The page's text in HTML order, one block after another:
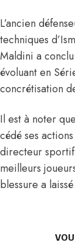
L’ancien
techniques
Maldini a
évoluant en
concrétisation
Il est à noter
cédé ses
directeur
meilleurs
blessure a